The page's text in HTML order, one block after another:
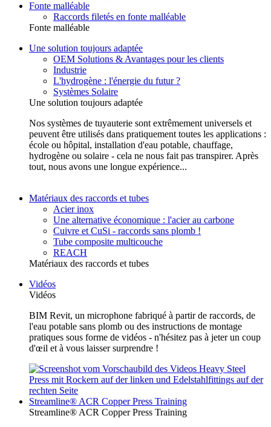
Fonte malléable
Raccords filetés en fonte malléable
Fonte malléable
Une solution toujours adaptée
OEM Solutions & Avantages pour les clients
Industrie
L'hydrogène : l'énergie du futur ?
Systèmes Solaire
Une solution toujours adaptée
Nos systèmes de tuyauterie sont extrêmement universels et
peuvent être utilisés dans pratiquement toutes les applications :
école ou hôpital, installation d'eau potable, chauffage,
hydrogène ou solaire - cela ne nous fait pas transpirer. Après
tout, nous avons une longue expérience...
Matériaux des raccords et tubes
Acier inox
Une alternative économique : l'acier au carbone
Cuivre et CuSi - raccords sans plomb !
Tube composite multicouche
REACH
Matériaux des raccords et tubes
Vidéos
Vidéos
BIM Revit, un microphone fabriqué à partir de raccords, de
l'eau potable sans plomb ou des instructions de montage
pratiques sous forme de vidéos - n'hésitez pas à jeter un coup
d'œil et à vous laisser surprendre !
Streamline® ACR Copper Press Training
Streamline® ACR Copper Press Training